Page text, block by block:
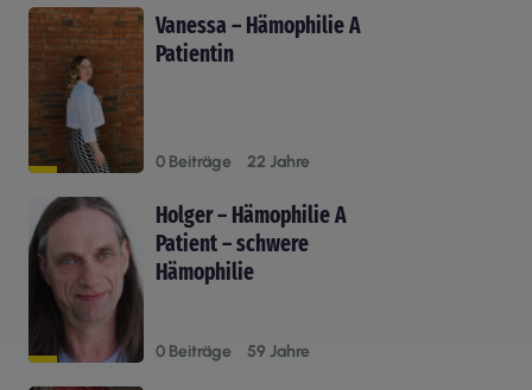
Vanessa – Hämophilie A
Patientin
0 Beiträge 22 Jahre
Holger – Hämophilie A
Patient – schwere
Hämophilie
0 Beiträge 59 Jahre